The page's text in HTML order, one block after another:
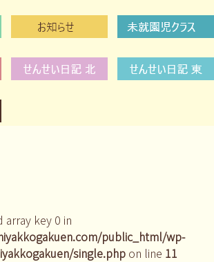
array key 0 in
public_html/wp-
single.php on line 11